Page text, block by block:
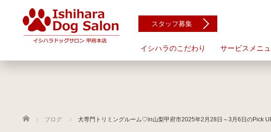
イシハラのこだわり サービスメニ
スタッフ募集
ホーム ブログ 犬専門トリミングルーム♡in山梨甲府市2025年2月28日～3月6日のPick